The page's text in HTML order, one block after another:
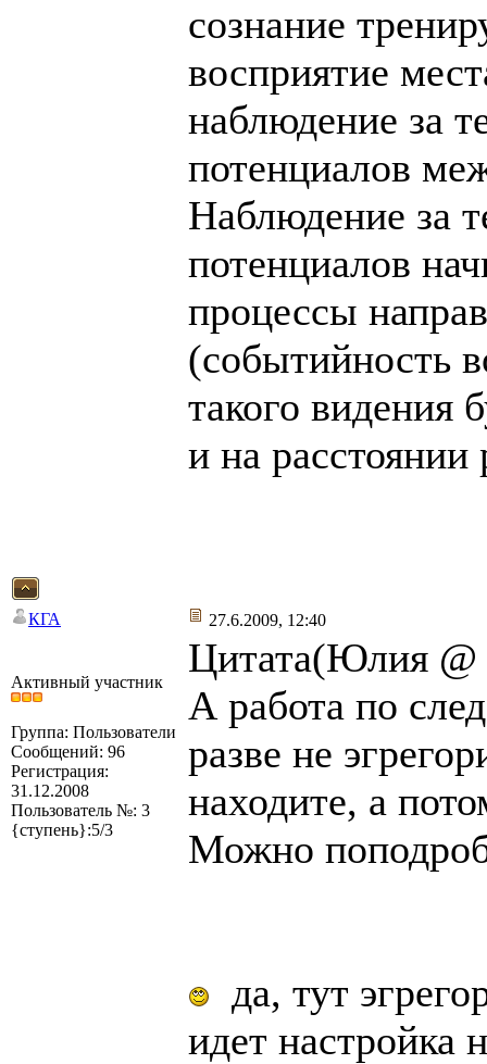
сознание
восприятие
наблюдение за
потенциалов
Наблюдение за
потенциалов
процессы
(событийность
такого видения
и на расстоянии
КГА 27.6.2009, 12:40
Активный участник
Группа: Пользователи
Сообщений: 96
Регистрация:
31.12.2008
Пользователь №: 3
{ступень}:5/3
Цитата(Юлия
А работа по
разве не
находите, а
Можно
да, тут
идет настройка